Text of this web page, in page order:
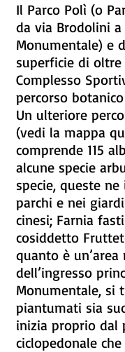
Il Parco Polì (o
da via Brodolini
Monumentale) e
superficie di
Complesso
percorso
Un ulteriore
(vedi la mappa
comprende 115
alcune specie
specie, queste
parchi e nei
cinesi; Farnia
cosiddetto
quanto è
dell’ingresso
Monumentale, si
piantumati sia
inizia proprio dal
ciclopedonale